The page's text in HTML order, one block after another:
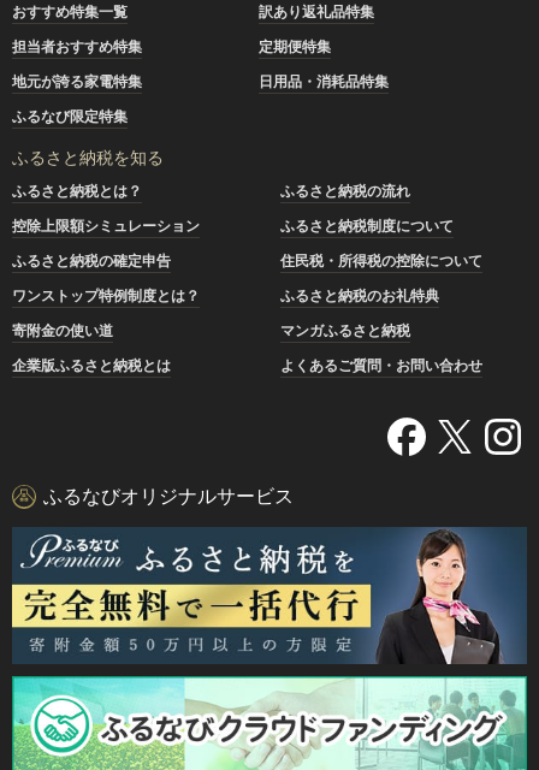
おすすめ特集一覧
訳あり返礼品特集
担当者おすすめ特集
定期便特集
地元が誇る家電特集
日用品・消耗品特集
ふるなび限定特集
ふるさと納税を知る
ふるさと納税とは？
ふるさと納税の流れ
控除上限額シミュレーション
ふるさと納税制度について
ふるさと納税の確定申告
住民税・所得税の控除について
ワンストップ特例制度とは？
ふるさと納税のお礼特典
寄附金の使い道
マンガふるさと納税
企業版ふるさと納税とは
よくあるご質問・お問い合わせ
ふるなびオリジナルサービス